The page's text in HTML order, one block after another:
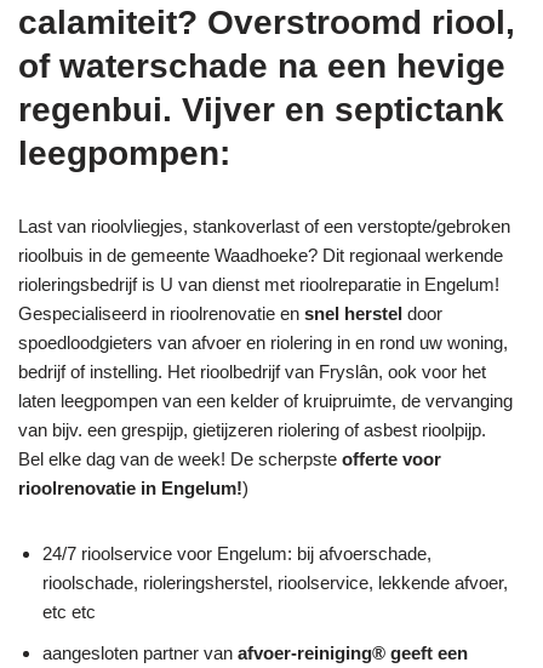
calamiteit? Overstroomd riool,
of waterschade na een hevige
regenbui. Vijver en septictank
leegpompen:
Last van rioolvliegjes, stankoverlast of een verstopte/gebroken
rioolbuis in de gemeente Waadhoeke? Dit regionaal werkende
rioleringsbedrijf is U van dienst met rioolreparatie in Engelum!
Gespecialiseerd in rioolrenovatie en snel herstel door
spoedloodgieters van afvoer en riolering in en rond uw woning,
bedrijf of instelling. Het rioolbedrijf van Fryslân, ook voor het
laten leegpompen van een kelder of kruipruimte, de vervanging
van bijv. een grespijp, gietijzeren riolering of asbest rioolpijp.
Bel elke dag van de week! De scherpste offerte voor
rioolrenovatie in Engelum!)
24/7 rioolservice voor Engelum: bij afvoerschade,
rioolschade, rioleringsherstel, rioolservice, lekkende afvoer,
etc etc
aangesloten partner van afvoer-reiniging® geeft een